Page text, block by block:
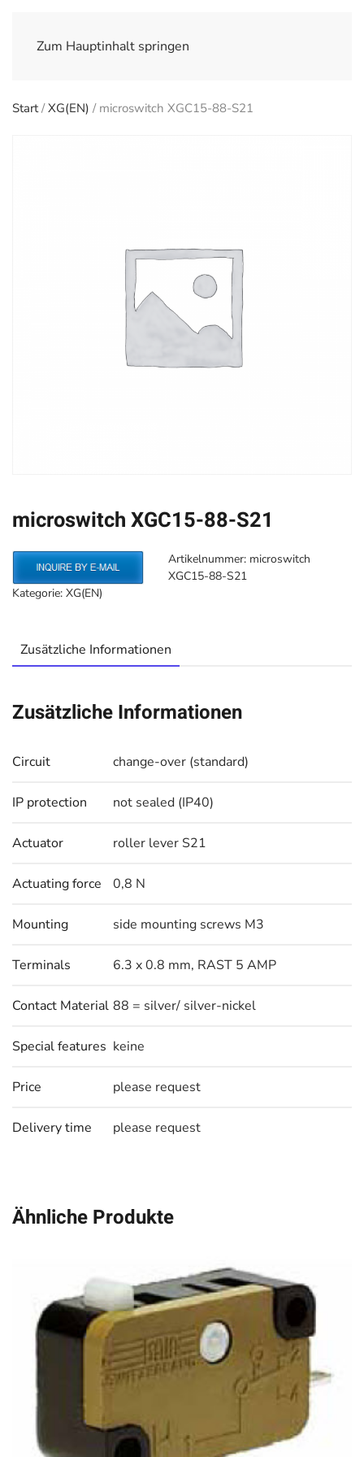
Zum Hauptinhalt springen
Start/XG(EN) / microswitch XGC15-88-S21
microswitch XGC15-88-S21
Artikelnummer: microswitch
XGC15-88-S21
Kategorie: XG(EN)
Zusätzliche Informationen
Zusätzliche Informationen
Circuit change-over (standard)
IP protection not sealed (IP40)
Actuator roller lever S21
Actuating force 0,8 N
Mounting side mounting screws M3
Terminals 6.3 x 0.8 mm, RAST 5 AMP
Contact Material 88 = silver/ silver-nickel
Special features keine
Price please request
Delivery time please request
Ähnliche Produkte